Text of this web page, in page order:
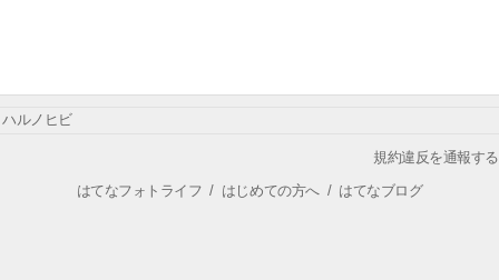
ハルノヒビ
規約違反を通報する
はてなフォトライフ / はじめての方へ/ はてなブログ